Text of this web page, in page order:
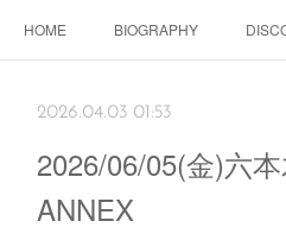
HOME BIOGRAPHY
2026.04.03 01:53
2026/06/05(金)六
ANNEX